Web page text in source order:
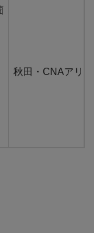
秋田・CNAアリ